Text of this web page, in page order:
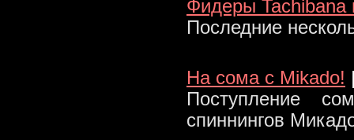
Фидеры Tachibana
Последние
На сома с Mikado!
Поступление
спиннингов